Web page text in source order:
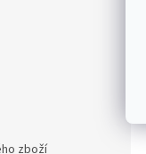
zboží